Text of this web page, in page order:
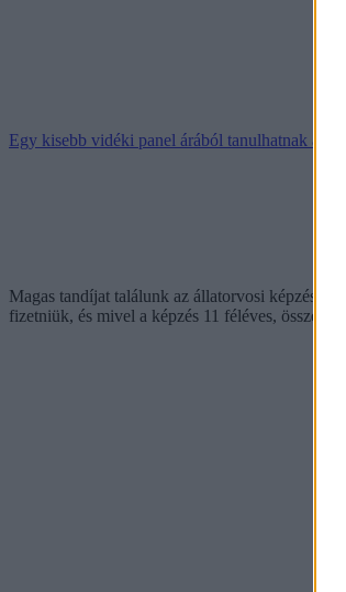
Egy kisebb vidéki panel árából tanulhatnak a
Magas tandíjat találunk az állatorvosi
fizetniük, és mivel a képzés 11 féléves,